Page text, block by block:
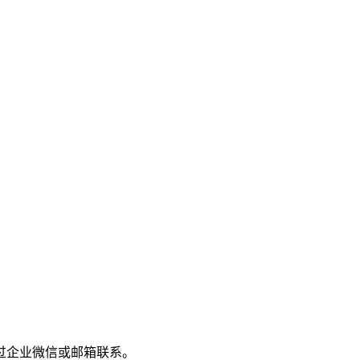
业微信或邮箱联系。